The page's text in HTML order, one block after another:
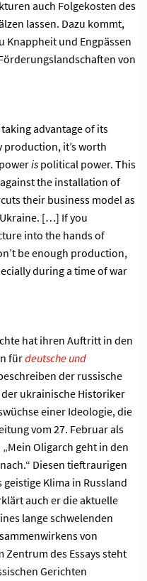
auch Folgekosten des
lassen. Dazu kommt,
Knappheit und Engpässen
von
advantage of its
it’s worth
is political power. This
the installation of
their business model as
[…] If you
into the hands of
be enough production,
during a time of war
hat ihren Auftritt in den
fürdeutsche und
der russische
ukrainische Historiker
einer Ideologie, die
vom 27. Februar als
Oligarch geht in den
Diesen tieftraurigen
Klima in Russland
auch er die aktuelle
lange schwelenden
von
Zentrum des Essays steht
Gerichten